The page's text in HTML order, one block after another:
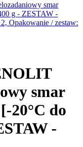
smar
20°C do
-